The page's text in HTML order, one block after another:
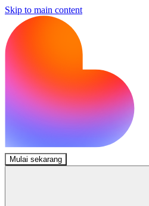
Skip to main content
Mulai sekarang